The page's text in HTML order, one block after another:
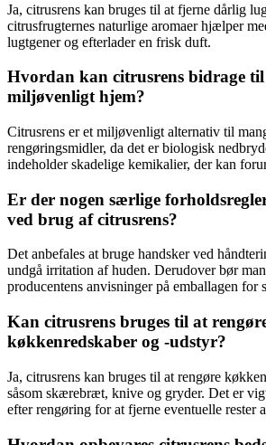
Ja, citrusrens kan bruges til at fjerne dårlig
citrusfrugternes naturlige aromaer hjælper
lugtgener og efterlader en frisk duft.
Hvordan kan citrusrens bidrage til
miljøvenligt hjem?
Citrusrens er et miljøvenligt alternativ til
rengøringsmidler, da det er biologisk
indeholder skadelige kemikalier, der kan
Er der nogen særlige
ved brug af citrusrens?
Det anbefales at bruge handsker ved
undgå irritation af huden. Derudover bør
producentens anvisninger på emballagen
Kan citrusrens bruges til at
køkkenredskaber og -udstyr?
Ja, citrusrens kan bruges til at rengøre
såsom skærebræt, knive og gryder. Det er
efter rengøring for at fjerne eventuelle rester